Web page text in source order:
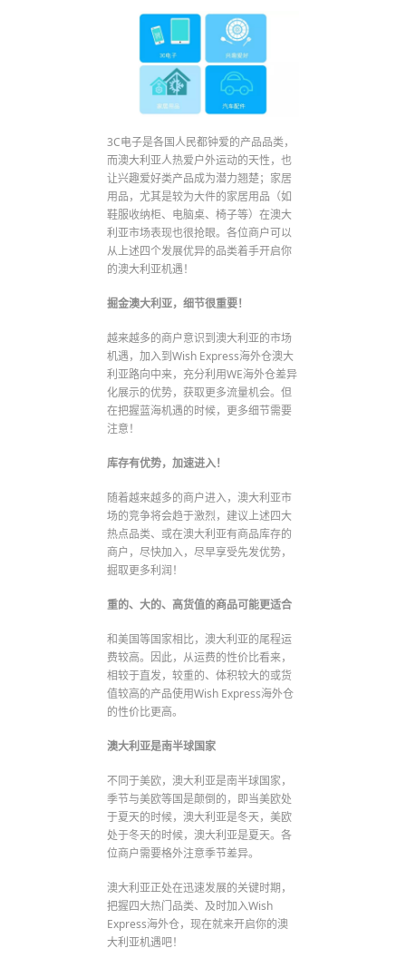
3C电子是各国人民都钟爱的产品品类，
而澳大利亚人热爱户外运动的天性，也
让兴趣爱好类产品成为潜力翘楚；家居
用品，尤其是较为大件的家居用品（如
鞋服收纳柜、电脑桌、椅子等）在澳大
利亚市场表现也很抢眼。各位商户可以
从上述四个发展优异的品类着手开启你
的澳大利亚机遇！
掘金澳大利亚，细节很重要！
越来越多的商户意识到澳大利亚的市场
机遇，加入到Wish Express海外仓澳大
利亚路向中来，充分利用WE海外仓差异
化展示的优势，获取更多流量机会。但
在把握蓝海机遇的时候，更多细节需要
注意！
库存有优势，加速进入！
随着越来越多的商户进入，澳大利亚市
场的竞争将会趋于激烈，建议上述四大
热点品类、或在澳大利亚有商品库存的
商户，尽快加入，尽早享受先发优势，
掘取更多利润！
重的、大的、高货值的商品可能更适合
和美国等国家相比，澳大利亚的尾程运
费较高。因此，从运费的性价比看来，
相较于直发，较重的、体积较大的或货
值较高的产品使用Wish Express海外仓
的性价比更高。
澳大利亚是南半球国家
不同于美欧，澳大利亚是南半球国家，
季节与美欧等国是颠倒的，即当美欧处
于夏天的时候，澳大利亚是冬天，美欧
处于冬天的时候，澳大利亚是夏天。各
位商户需要格外注意季节差异。
澳大利亚正处在迅速发展的关键时期，
把握四大热门品类、及时加入Wish
Express海外仓，现在就来开启你的澳
大利亚机遇吧！